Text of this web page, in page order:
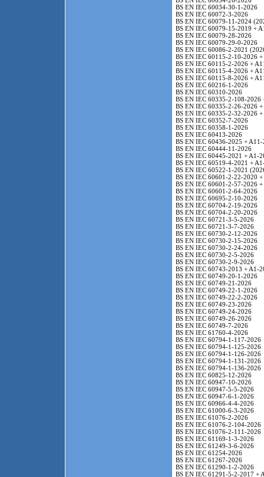
BS EN IEC 60034-30-1-2026
BS EN IEC 60072-3-2026
BS EN IEC 60079-11-2024
BS EN IEC 60079-15-2019 +
BS EN IEC 60079-28-2026
BS EN IEC 60079-29-0-2026
BS EN IEC 60086-2-2021
BS EN IEC 60115-2-10-2026
BS EN IEC 60115-2-2026 +
BS EN IEC 60115-4-2026 +
BS EN IEC 60115-8-2026 +
BS EN IEC 60216-1-2026
BS EN IEC 60310-2026
BS EN IEC 60335-2-108-2026
BS EN IEC 60335-2-26-2026
BS EN IEC 60335-2-32-2026
BS EN IEC 60352-7-2026
BS EN IEC 60358-1-2026
BS EN IEC 60413-2026
BS EN IEC 60436-2025 +
BS EN IEC 60444-11-2026
BS EN IEC 60445-2021 + A1-
BS EN IEC 60519-4-2021 +
BS EN IEC 60522-1-2021
BS EN IEC 60601-2-22-2020
BS EN IEC 60601-2-57-2026
BS EN IEC 60601-2-64-2026
BS EN IEC 60695-2-10-2026
BS EN IEC 60704-2-19-2026
BS EN IEC 60704-2-20-2026
BS EN IEC 60721-3-5-2026
BS EN IEC 60721-3-7-2026
BS EN IEC 60730-2-12-2026
BS EN IEC 60730-2-15-2026
BS EN IEC 60730-2-24-2026
BS EN IEC 60730-2-5-2026
BS EN IEC 60730-2-9-2026
BS EN IEC 60743-2013 + A1-
BS EN IEC 60749-20-1-2026
BS EN IEC 60749-21-2026
BS EN IEC 60749-22-1-2026
BS EN IEC 60749-22-2-2026
BS EN IEC 60749-23-2026
BS EN IEC 60749-24-2026
BS EN IEC 60749-26-2026
BS EN IEC 60749-7-2026
BS EN IEC 61760-4-2026
BS EN IEC 60794-1-117-2026
BS EN IEC 60794-1-125-2026
BS EN IEC 60794-1-126-2026
BS EN IEC 60794-1-131-2026
BS EN IEC 60794-1-136-2026
BS EN IEC 60825-12-2026
BS EN IEC 60947-10-2026
BS EN IEC 60947-5-5-2026
BS EN IEC 60947-6-1-2026
BS EN IEC 60966-4-4-2026
BS EN IEC 61000-6-3-2026
BS EN IEC 61076-2-2026
BS EN IEC 61076-2-104-2026
BS EN IEC 61076-2-111-2026
BS EN IEC 61169-1-3-2026
BS EN IEC 61249-3-6-2026
BS EN IEC 61254-2026
BS EN IEC 61267-2026
BS EN IEC 61290-1-2-2026
BS EN IEC 61291-5-2-2017 +